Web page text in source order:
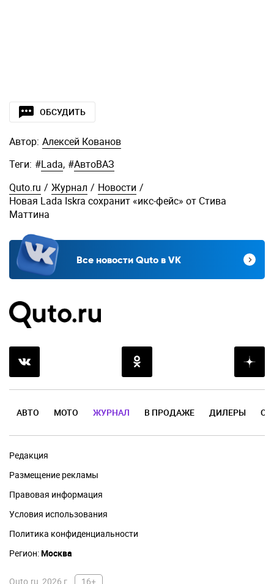
ОБСУДИТЬ
Автор: Алексей Кованов
Теги: #Lada, #АвтоВАЗ
Quto.ru / Журнал / Новости /
Новая Lada Iskra сохранит «икс-фейс» от Стива
Маттина
Все новости Quto в VK
АВТО МОТО ЖУРНАЛ В ПРОДАЖЕ ДИЛЕРЫ
Редакция
Размещение рекламы
Правовая информация
Условия использования
Политика конфиденциальности
Регион:Москва
Quto.ru, 2026 г. 16+